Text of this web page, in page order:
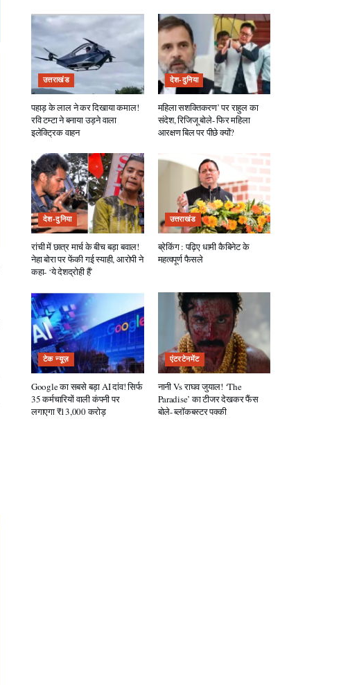
उत्तराखंड
पहाड़ के लाल ने कर दिखाया कमाल!
रवि टम्टा ने बनाया उड़ने वाला
इलेक्ट्रिक वाहन
देश-दुनिया
महिला सशक्तिकरण’ पर राहुल का
संदेश, रिजिजू बोले- फिर महिला
आरक्षण बिल पर पीछे क्यों?
देश-दुनिया
रांची में छात्र मार्च के बीच बड़ा बवाल!
नेहा बोरा पर फेंकी गई स्याही, आरोपी ने
कहा- ‘ये देशद्रोही हैं’
उत्तराखंड
ब्रेकिंग : पढ़िए धामी कैबिनेट के
महत्वपूर्ण फैसले
टेक न्यूज़
Google का सबसे बड़ा AI दांव! सिर्फ
35 कर्मचारियों वाली कंपनी पर
लगाएगा ₹13,000 करोड़
एंटरटेनमेंट
नानी Vs राघव जुयाल! ‘The
Paradise’ का टीजर देखकर फैंस
बोले- ब्लॉकबस्टर पक्की